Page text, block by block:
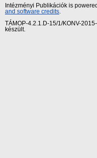
Intézményi Publikációk is
and software credits.
TÁMOP-4.2.1.D-15/1/KONV-
készült.